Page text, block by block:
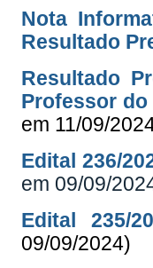
Nota
Resultado
Resultado
Professor do
em 11/09/
Edital 236/
em 09/09/
Edital 235/
09/09/2024)